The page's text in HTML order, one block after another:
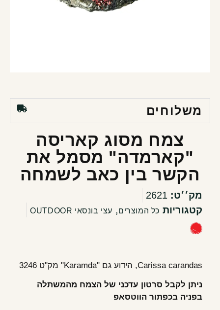
משלוחים
צמח מסוג קאריסה
"קארמדה" מסמל את
הקשר בין כאב לשמחה
מק׳׳ט: 2621
קטגוריות כל המוצרים, עצי בונסאי OUTDOOR
Carissa carandas, הידוע גם "Karamda" מק"ט 3246
ניתן לקבל סרטון עדכני של הצמח מהמשתלה
בפניה בכפתור הווטסאפ